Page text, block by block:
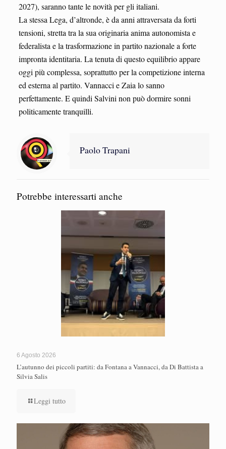
2027), saranno tante le novità per gli italiani.
La stessa Lega, d’altronde, è da anni attraversata da forti
tensioni, stretta tra la sua originaria anima autonomista e
federalista e la trasformazione in partito nazionale a forte
impronta identitaria. La tenuta di questo equilibrio appare
oggi più complessa, soprattutto per la competizione interna
ed esterna al partito. Vannacci e Zaia lo sanno
perfettamente. E quindi Salvini non può dormire sonni
politicamente tranquilli.
Paolo Trapani
Potrebbe interessarti anche
6 Agosto 2026
L’autunno dei piccoli partiti: da Fontana a Vannacci, da Di Battista a
Silvia Salis
Leggi tutto